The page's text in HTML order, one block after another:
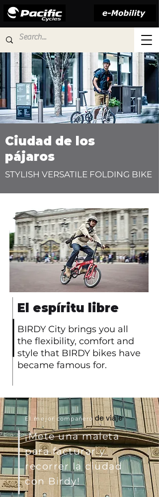
Ciudad de los
pájaros
STYLISH VERSATILE FOLDING BIKE
El espíritu libre
BIRDY City brings you all
the flexibility, comfort and
style that BIRDY bikes have
became famous for.
El mejor compañerode viaje
¡Mete una maleta
para facturar y
recorrer la ciudad
con Birdy!